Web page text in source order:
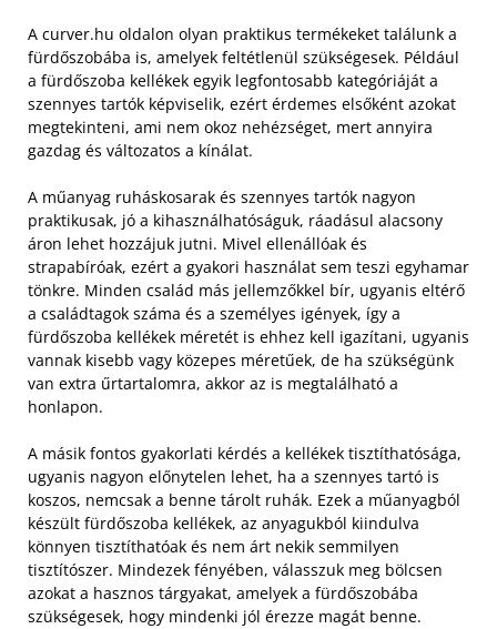
A curver.hu oldalon olyan praktikus termékeket találunk a
fürdőszobába is, amelyek feltétlenül szükségesek. Például
a fürdőszoba kellékek egyik legfontosabb kategóriáját a
szennyes tartók képviselik, ezért érdemes elsőként azokat
megtekinteni, ami nem okoz nehézséget, mert annyira
gazdag és változatos a kínálat.
A műanyag ruháskosarak és szennyes tartók nagyon
praktikusak, jó a kihasználhatóságuk, ráadásul alacsony
áron lehet hozzájuk jutni. Mivel ellenállóak és
strapabíróak, ezért a gyakori használat sem teszi egyhamar
tönkre. Minden család más jellemzőkkel bír, ugyanis eltérő
a családtagok száma és a személyes igények, így a
fürdőszoba kellékek méretét is ehhez kell igazítani, ugyanis
vannak kisebb vagy közepes méretűek, de ha szükségünk
van extra űrtartalomra, akkor az is megtalálható a
honlapon.
A másik fontos gyakorlati kérdés a kellékek tisztíthatósága,
ugyanis nagyon előnytelen lehet, ha a szennyes tartó is
koszos, nemcsak a benne tárolt ruhák. Ezek a műanyagból
készült fürdőszoba kellékek, az anyagukból kiindulva
könnyen tisztíthatóak és nem árt nekik semmilyen
tisztítószer. Mindezek fényében, válasszuk meg bölcsen
azokat a hasznos tárgyakat, amelyek a fürdőszobába
szükségesek, hogy mindenki jól érezze magát benne.